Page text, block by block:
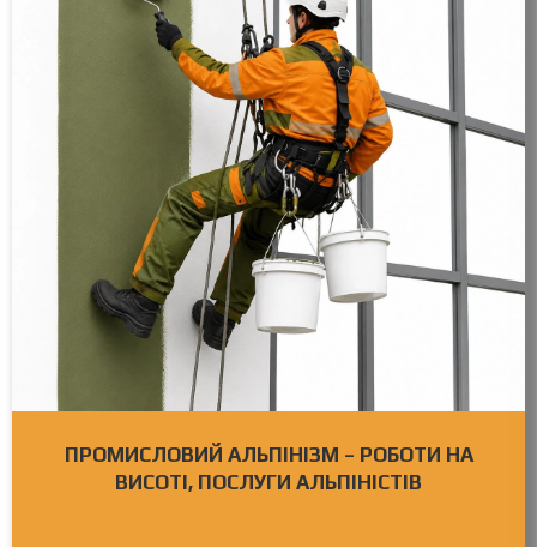
ПРОМИСЛОВИЙ АЛЬПІНІЗМ – РОБОТИ НА
ВИСОТІ, ПОСЛУГИ АЛЬПІНІСТІВ